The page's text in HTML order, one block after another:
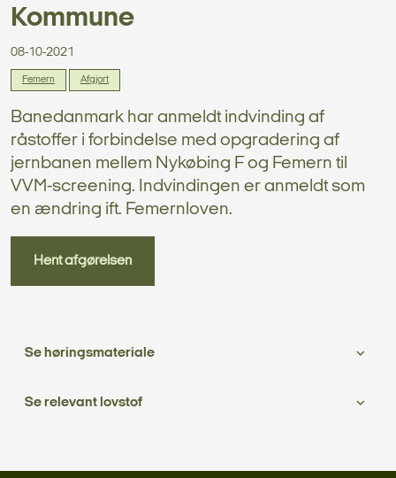
Kommune
08-10-2021
Femern Afgjort
Banedanmark har anmeldt indvinding af
råstoffer i forbindelse med opgradering af
jernbanen mellem Nykøbing F og Femern til
VVM-screening. Indvindingen er anmeldt som
en ændring ift. Femernloven.
Hent afgørelsen
Se høringsmateriale
Se relevant lovstof